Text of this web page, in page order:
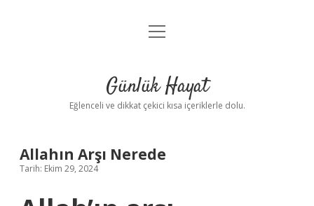
Anasayfa
Yasal Uyarı
menüyü
Günlük Hayat
Eğlenceli ve dikkat çekici kısa içeriklerle dolu.
Allahın Arşı Nerede
Tarih: Ekim 29, 2024